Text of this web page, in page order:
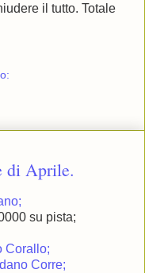
il tutto. Totale
di Aprile.
su pista;
Corallo;
Corre;